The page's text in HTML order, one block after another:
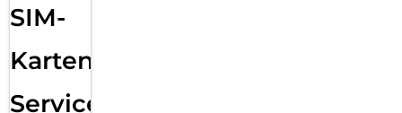
SIM-
Karten
Service: